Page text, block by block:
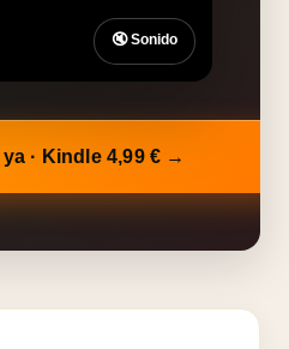
🔇 Sonido
· Kindle 4,99 € →